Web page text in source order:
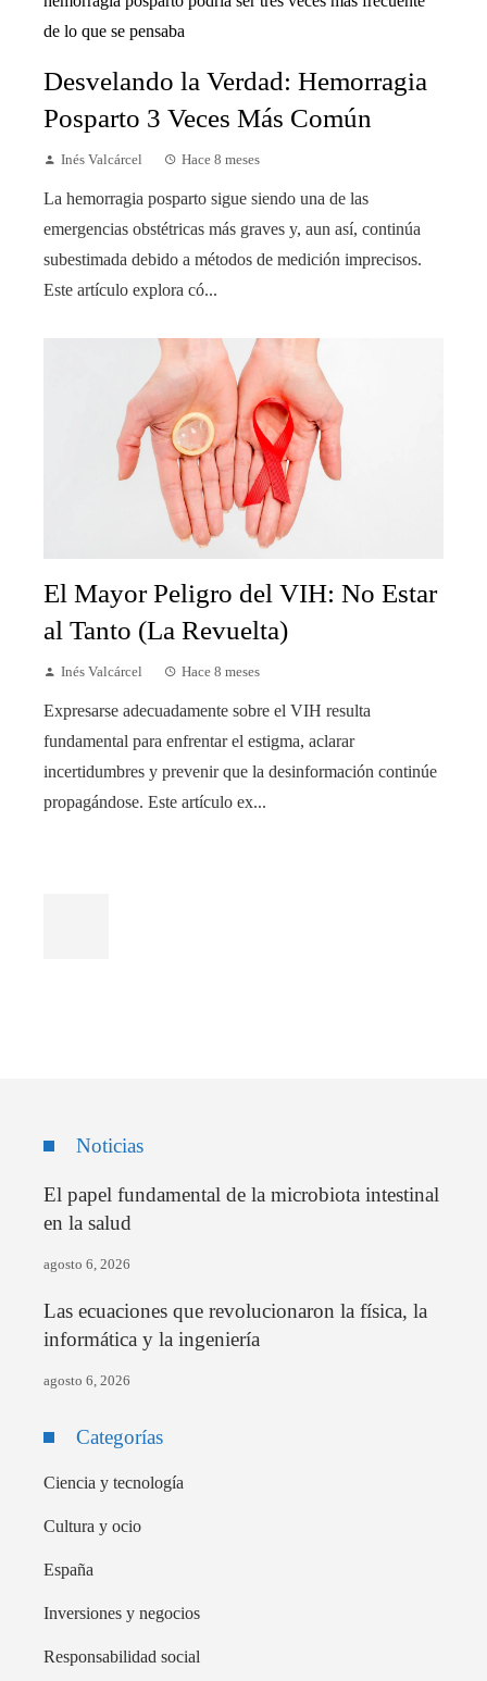
Desvelando la Verdad: Hemorragia
Posparto 3 Veces Más Común
Inés Valcárcel Hace 8 meses
La hemorragia posparto sigue siendo una de las
emergencias obstétricas más graves y, aun así, continúa
subestimada debido a métodos de medición imprecisos.
Este artículo explora có...
El Mayor Peligro del VIH: No Estar
al Tanto (La Revuelta)
Inés Valcárcel Hace 8 meses
Expresarse adecuadamente sobre el VIH resulta
fundamental para enfrentar el estigma, aclarar
incertidumbres y prevenir que la desinformación continúe
propagándose. Este artículo ex...
Noticias
El papel fundamental de la microbiota intestinal
en la salud
agosto 6, 2026
Las ecuaciones que revolucionaron la física, la
informática y la ingeniería
agosto 6, 2026
Categorías
Ciencia y tecnología
Cultura y ocio
España
Inversiones y negocios
Responsabilidad social